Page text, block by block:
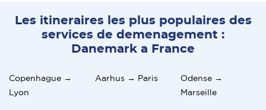
Les itineraires les plus populaires des
services de demenagement :
Danemark a France
Copenhague →
Lyon
Aarhus → Paris
Odense →
Marseille